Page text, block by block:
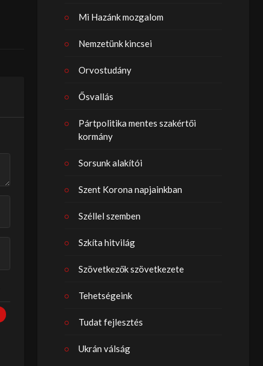
Mi Hazánk mozgalom
Nemzetünk kincsei
Orvostudány
Ősvallás
Pártpolitika mentes szakértői
kormány
Sorsunk alakítói
Szent Korona napjainkban
Széllel szemben
Szkíta hitvilág
Szövetkezők szövetkezete
Tehetségeink
Tudat fejlesztés
Ukrán válság